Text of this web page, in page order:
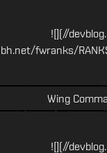
![](//
bh.net/fwranks/
Wing
![](//